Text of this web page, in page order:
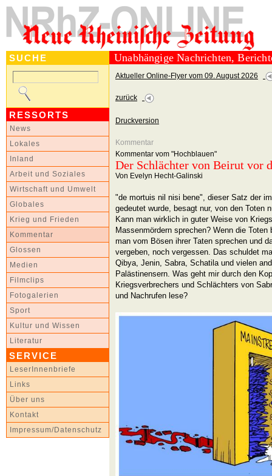
SUCHE
RESSORTS
News
Lokales
Inland
Arbeit und Soziales
Wirtschaft und Umwelt
Globales
Krieg und Frieden
Kommentar
Glossen
Medien
Filmclips
Fotogalerien
Sport
Kultur und Wissen
Literatur
SERVICE
LeserInnenbriefe
Links
Über uns
Kontakt
Impressum/Datenschutz
Unabhängige Nachrichten,
Aktueller Online-Flyer vom 09. August 2026
zurück
Druckversion
Kommentar
Kommentar vom "Hochblauen"
Der Schlächter von Beirut vor
Von Evelyn Hecht-Galinski
"de mortuis nil nisi bene", dieser Satz der
gedeutet wurde, besagt nur, von den Toten
Kann man wirklich in guter Weise von
Massenmördern sprechen? Wenn die
man vom Bösen ihrer Taten sprechen und
vergeben, noch vergessen. Das schuldet
Qibya, Jenin, Sabra, Schatila und vielen
Palästinensern. Was geht mir durch den
Kriegsverbrechers und Schlächters von
und Nachrufen lese?